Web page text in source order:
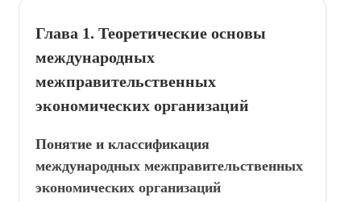
Глава 1. Теоретические основы
международных
межправительственных
экономических организаций
Понятие и классификация
международных межправительственных
экономических организаций